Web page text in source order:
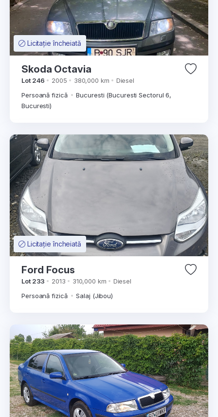
Licitație încheiată
Skoda Octavia
Lot 246 2005 380,000 km
Diesel
Persoană fizică
Bucuresti (Bucuresti Sectorul 6,
Bucuresti)
Licitație încheiată
Ford Focus
Lot 233 2013 310,000 km
Diesel
Persoană fizică
Salaj (Jibou)